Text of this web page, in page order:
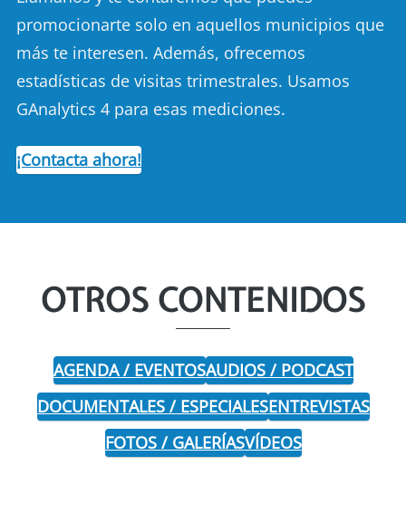
promocionarte solo en aquellos municipios que
más te interesen. Además, ofrecemos
estadísticas de visitas trimestrales. Usamos
GAnalytics 4 para esas mediciones.
¡Contacta ahora!
OTROS CONTENIDOS
AGENDA / EVENTOSAUDIOS / PODCAST
DOCUMENTALES / ESPECIALESENTREVISTAS
FOTOS / GALERÍASVÍDEOS